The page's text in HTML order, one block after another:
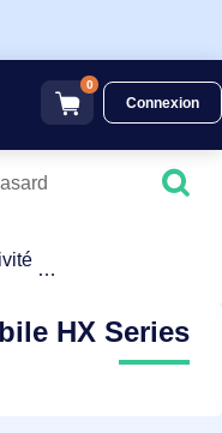
0
Connexion
HX Series